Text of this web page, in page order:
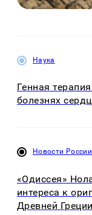
Наука
Генная
болезнях
Новости России
«Одиссея»
интереса к
Древней Греции